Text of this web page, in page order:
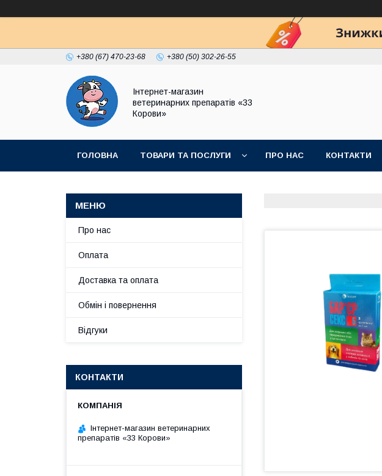
+380 (67) 470-23-68 +380 (50) 302-26-55
Інтернет-магазин
ветеринарних препаратів «33
Корови»
ГОЛОВНА ТОВАРИ ТА ПОСЛУГИ ПРО НАС КОНТАКТИ
Про нас
Оплата
Доставка та оплата
Обмін і повернення
Відгуки
КОНТАКТИ
Інтернет-магазин ветеринарних
препаратів «33 Корови»